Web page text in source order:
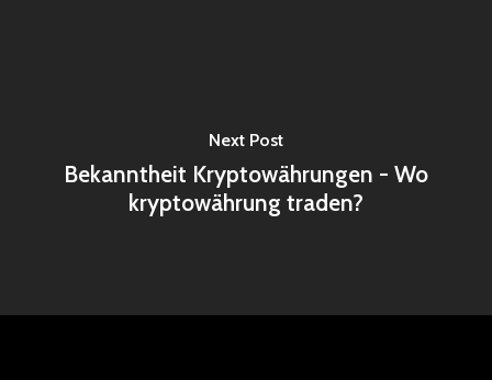
Next Post
Bekanntheit Kryptowährungen - Wo
kryptowährung traden?